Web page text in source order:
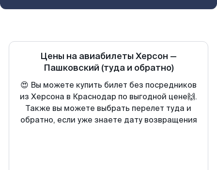
Цены на авиабилеты Херсон —
Пашковский (туда и обратно)
😍 Вы можете купить билет без посредников
из Херсона в Краснодар по выгодной цене🙌.
Также вы можете выбрать перелет туда и
обратно, если уже знаете дату возвращения